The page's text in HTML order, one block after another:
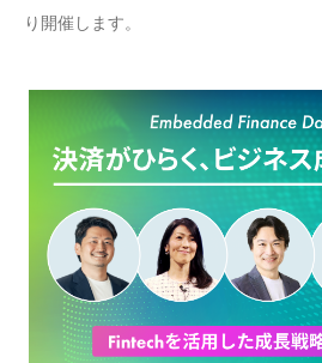
り開催します。